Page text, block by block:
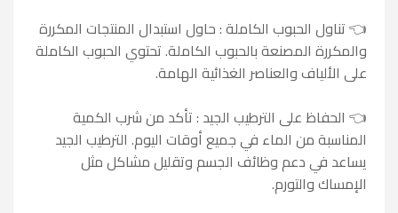
👈تناول الحبوب الكاملة : حاول استبدال المنتجات المكررة
والمكررة المصنعة بالحبوب الكاملة. تحتوي الحبوب الكاملة
على الألياف والعناصر الغذائية الهامة.
👈 الحفاظ على الترطيب الجيد : تأكد من شرب الكمية
المناسبة من الماء في جميع أوقات اليوم. الترطيب الجيد
يساعد في دعم وظائف الجسم وتقليل مشاكل مثل
الإمساك والتورم.